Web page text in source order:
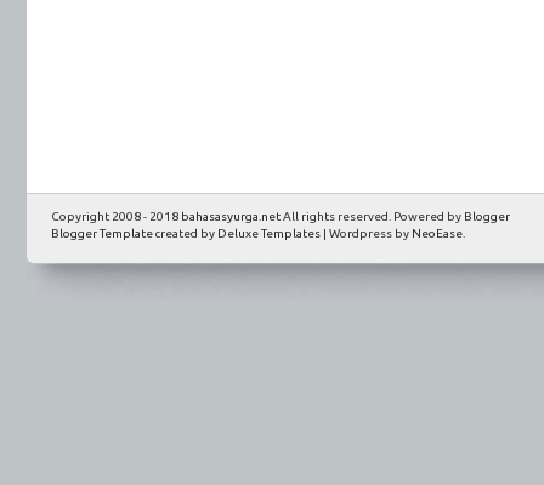
Copyright 2008 - 2018 bahasasyurga.netAll rights reserved. Powered by Blogger
Blogger Templatecreated by Deluxe Templates | Wordpress by NeoEase